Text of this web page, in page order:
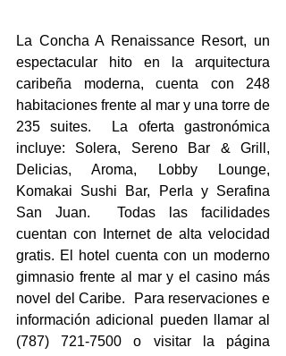
La Concha A Renaissance Resort, un
espectacular hito en la arquitectura
caribeña moderna, cuenta con 248
habitaciones frente al mar y una torre de
235 suites.  La oferta gastronómica
incluye: Solera, Sereno Bar & Grill,
Delicias, Aroma, Lobby Lounge,
Komakai Sushi Bar, Perla y Serafina
San Juan.  Todas las facilidades
cuentan con Internet de alta velocidad
gratis. El hotel cuenta con un moderno
gimnasio frente al mar y el casino más
novel del Caribe.  Para reservaciones e
información adicional pueden llamar al